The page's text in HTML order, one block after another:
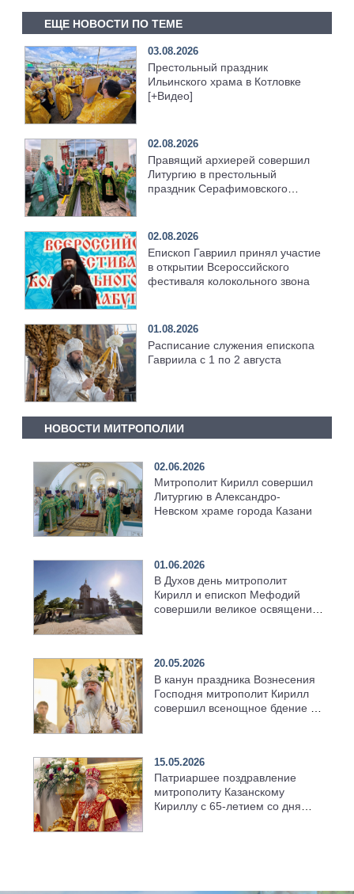
ЕЩЕ НОВОСТИ ПО ТЕМЕ
03.08.2026
Престольный праздник
Ильинского храма в Котловке
[+Видео]
02.08.2026
Правящий архиерей совершил
Литургию в престольный
праздник Серафимовского
02.08.2026
Епископ Гавриил принял участие
в открытии Всероссийского
фестиваля колокольного звона
01.08.2026
Расписание служения епископа
Гавриила с 1 по 2 августа
НОВОСТИ МИТРОПОЛИИ
02.06.2026
Митрополит Кирилл совершил
Литургию в Александро-
Невском храме города Казани
01.06.2026
В Духов день митрополит
Кирилл и епископ Мефодий
совершили великое освящение
20.05.2026
В канун праздника Вознесения
Господня митрополит Кирилл
совершил всенощное бдение в
15.05.2026
Патриаршее поздравление
митрополиту Казанскому
Кириллу с 65-летием со дня